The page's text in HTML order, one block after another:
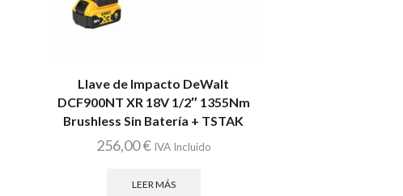
Llave de Impacto DeWalt
DCF900NT XR 18V 1/2″ 1355Nm
Brushless Sin Batería + TSTAK
256,00€ IVA Incluido
LEER MÁS